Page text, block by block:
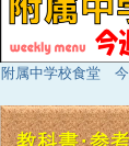
附属中学校食堂 今